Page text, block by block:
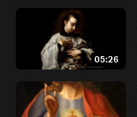
05:26